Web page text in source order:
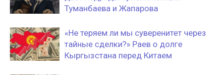
Туманбаева и Жапарова
«Не теряем ли мы суверенитет через
тайные сделки?» Раев о долге
Кыргызстана перед Китаем